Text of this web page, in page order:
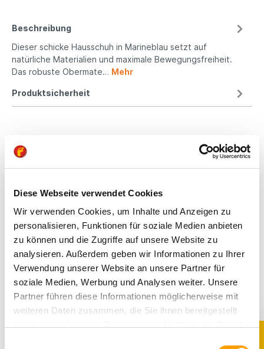
Diese Webseite verwendet Cookies
Wir verwenden Cookies, um Inhalte und Anzeigen zu
personalisieren, Funktionen für soziale Medien anbieten
zu können und die Zugriffe auf unsere Website zu
analysieren. Außerdem geben wir Informationen zu Ihrer
Verwendung unserer Website an unsere Partner für
soziale Medien, Werbung und Analysen weiter. Unsere
Partner führen diese Informationen möglicherweise mit
weiteren Daten zusammen, die Sie ihnen bereitgestellt
Beschreibung
Dieser schicke Hausschuh in Marineblau setzt auf
natürliche Materialien und maximale Bewegungsfreiheit.
Das robuste Obermate… Mehr
Produktsicherheit
Passform
All unsere Schuhe sind
auf die Bedürfnisse
von Kindern
ausgerichtet. Sie
bieten optimalen Halt,
fördern die natürliche
Fußentwicklung und
sind aus
hochwertigen,
schadstoffgeprüften